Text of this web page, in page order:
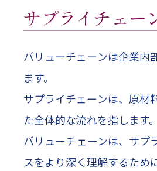
サプライチェー
バリューチェーンは企業内
ます。
サプライチェーンは、原材
た全体的な流れを指します。
バリューチェーンは、サプ
スをより深く理解するため